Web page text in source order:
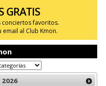
GRATIS
conciertos favoritos.
al Club Kmon.
2026